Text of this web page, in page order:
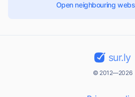
Open neighbouring
sur.ly
© 2012—2026